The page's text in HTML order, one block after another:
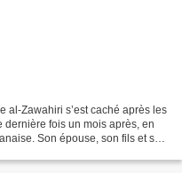
al-Zawahiri s’est caché après les
dernière fois un mois après, en
Son épouse, son fils et ses